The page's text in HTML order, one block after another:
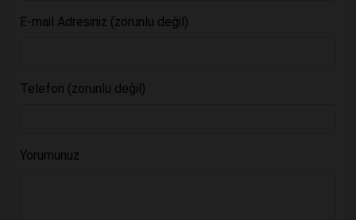
E-mail Adresiniz (zorunlu değil)
Telefon (zorunlu değil)
Yorumunuz